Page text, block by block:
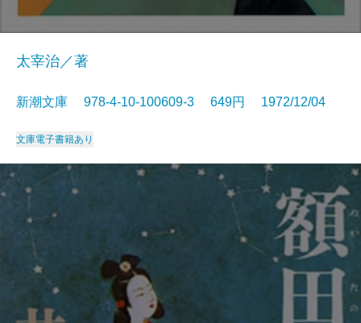
太宰治／著
新潮文庫 978-4-10-100609-3 649円 1972/12/04
文庫電子書籍あり